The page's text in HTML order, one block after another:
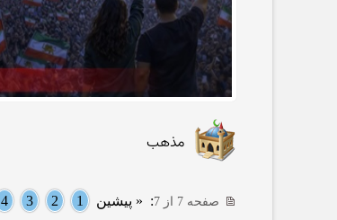
مذهب
صفحه 7 از 7 : « پیشین 1
2
3
4